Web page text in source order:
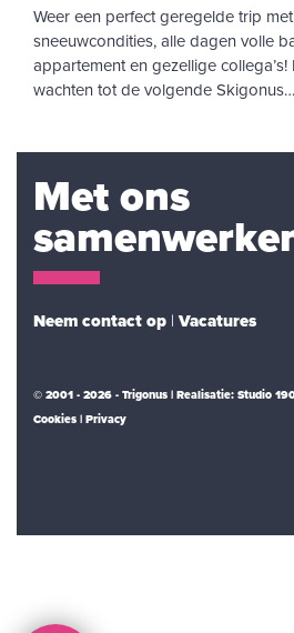
Weer een perfect geregelde trip
sneeuwcondities, alle dagen volle
appartement en gezellige
wachten tot de volgende
Met ons
Neem contact op |Vacatures
© 2001 - 2026 - Trigonus | Realisatie:Studio
Cookies
Privacy